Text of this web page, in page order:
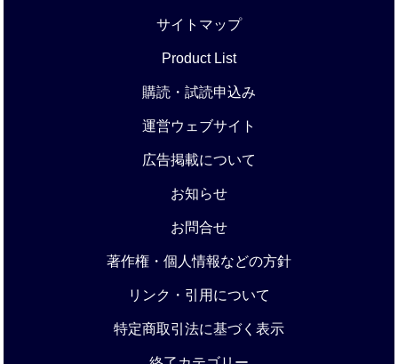
サイトマップ
Product List
購読・試読申込み
運営ウェブサイト
広告掲載について
お知らせ
お問合せ
著作権・個人情報などの方針
リンク・引用について
特定商取引法に基づく表示